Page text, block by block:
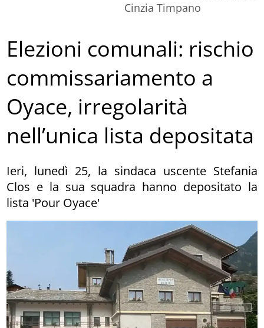
Cinzia Timpano
Elezioni comunali: rischio
commissariamento a
Oyace, irregolarità
nell’unica lista depositata
Ieri, lunedì 25, la sindaca uscente Stefania
Clos e la sua squadra hanno depositato la
lista 'Pour Oyace'